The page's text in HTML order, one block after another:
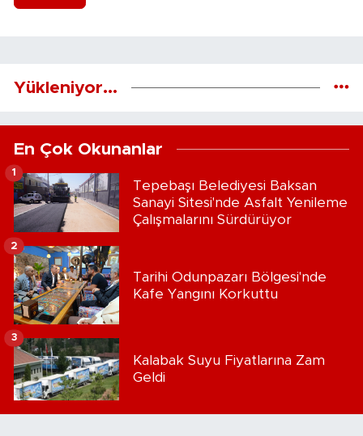
Yükleniyor...
En Çok Okunanlar
Tepebaşı Belediyesi Baksan
Sanayi Sitesi'nde Asfalt Yenileme
Çalışmalarını Sürdürüyor
1
Tarihi Odunpazarı Bölgesi'nde
Kafe Yangını Korkuttu
2
Kalabak Suyu Fiyatlarına Zam
Geldi
3